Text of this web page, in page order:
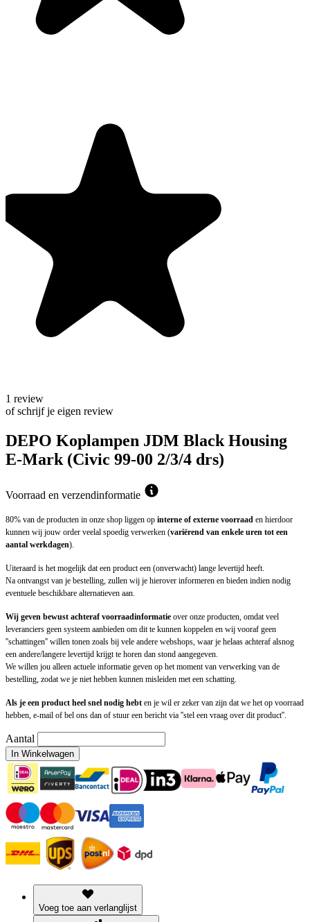
1 review
of schrijf je eigen review
DEPO Koplampen JDM Black Housing
E-Mark (Civic 99-00 2/3/4 drs)
Voorraad en verzendinformatie
80% van de producten in onze shop liggen op interne of externe voorraad en hierdoor
kunnen wij jouw order veelal spoedig verwerken (variërend van enkele uren tot een
aantal werkdagen).
Uiteraard is het mogelijk dat een product een (onverwacht) lange levertijd heeft.
Na ontvangst van je bestelling, zullen wij je hierover informeren en bieden indien nodig
eventuele beschikbare alternatieven aan.
Wij geven bewust achteraf voorraadinformatie over onze producten, omdat veel
leveranciers geen systeem aanbieden om dit te kunnen koppelen en wij vooraf geen
''schattingen'' willen tonen zoals bij vele andere webshops, waar je helaas achteraf alsnog
een andere/langere levertijd krijgt te horen dan stond aangegeven.
We willen jou alleen actuele informatie geven op het moment van verwerking van de
bestelling, zodat we je niet hebben kunnen misleiden met een schatting.
Als je een product heel snel nodig hebt en je wil er zeker van zijn dat we het op voorraad
hebben, e-mail of bel ons dan of stuur een bericht via ''stel een vraag over dit product''.
Aantal
In Winkelwagen
Voeg toe aan verlanglijst